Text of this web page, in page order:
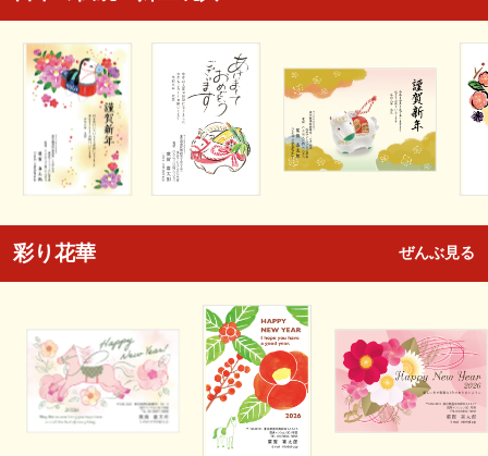
彩り花華 ぜんぶ見る